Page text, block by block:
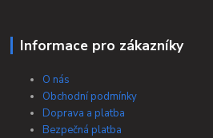
Informace pro zákazníky
O nás
Obchodní podmínky
Doprava a platba
Bezpečná platba